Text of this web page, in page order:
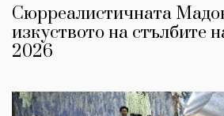
Сюрреалистичната
изкуството на стълбите
2026